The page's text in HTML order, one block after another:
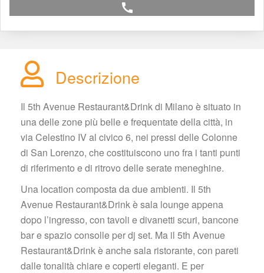
call
Descrizione
Il 5th Avenue Restaurant&Drink di Milano è situato in
una delle zone più belle e frequentate della città, in
via Celestino IV al civico 6, nei pressi delle Colonne
di San Lorenzo, che costituiscono uno fra i tanti punti
di riferimento e di ritrovo delle serate meneghine.
Una location composta da due ambienti. Il 5th
Avenue Restaurant&Drink è sala lounge appena
dopo l’ingresso, con tavoli e divanetti scuri, bancone
bar e spazio consolle per dj set. Ma il 5th Avenue
Restaurant&Drink è anche sala ristorante, con pareti
dalle tonalità chiare e coperti eleganti. E per